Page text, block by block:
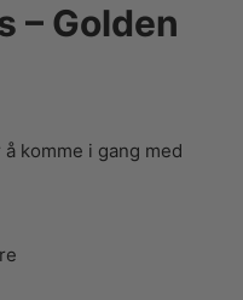
– Golden
komme i gang med